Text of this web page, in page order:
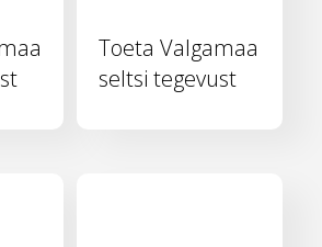
Toeta Valgamaa
seltsi tegevust